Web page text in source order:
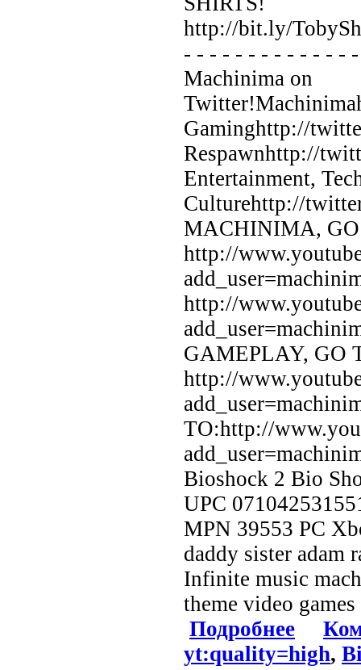
http://bit.ly/
- - - - - - - - - - - - -
Machinima on
Gaminghttp://
Respawnhttp://
Entertainment,
Culturehttp://
MACHINIMA,
http://
http://
GAMEPLAY, GO
http://
TO:http://
Bioshock 2 Bio
UPC
MPN 39553 PC
daddy sister adam
Infinite music
theme video
Подробнее
yt:quality=high,